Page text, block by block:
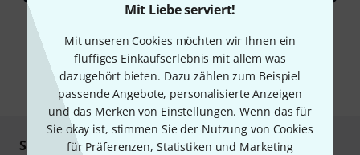
Mit Liebe serviert!
Mit unseren Cookies möchten wir Ihnen ein
fluffiges Einkaufserlebnis mit allem was
dazugehört bieten. Dazu zählen zum Beispiel
passende Angebote, personalisierte Anzeigen
und das Merken von Einstellungen. Wenn das für
Sie okay ist, stimmen Sie der Nutzung von Cookies
für Präferenzen, Statistiken und Marketing
Mit Klick auf „Jetzt anmelden“ stimmen Sie dem Erhalt von E-Mail-
Werbung und einer Messung des E-Mail-Nutzungsverhaltens zu. Die
Abmeldung ist jederzeit möglich. Weitere Informationen finden Sie in
unserenDatenschutzhinweisen.
* Pflichtfeld
Sicher einkaufen & bezahlen